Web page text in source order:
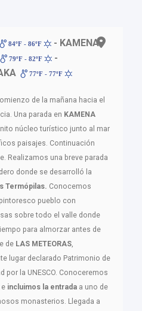
84ºF - 86ºF
- KAMENA
79ºF - 82ºF
-
77ºF - 77ºF
de la mañana hacia el
Una parada en KAMENA
núcleo turístico junto al mar
paisajes. Continuación
Realizamos una breve parada
donde se desarrolló la
Termópilas. Conocemos
pintoresco pueblo con
sobre todo el valle donde
para almorzar antes de
de LAS METEORAS,
lugar declarado Patrimonio de
por la UNESCO. Conoceremos
incluimos la entrada a uno de
monasterios. Llegada a